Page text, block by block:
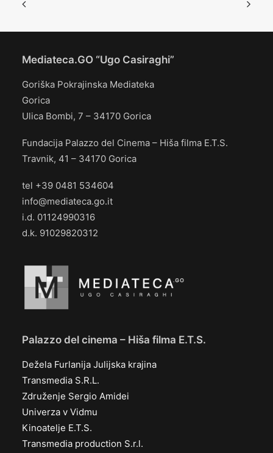
Mediateca.GO “Ugo Casiraghi”
Goriška Pokrajinska Mediateka
Gorica
Ulica Bombi, 7 – 34170 Gorica
Fundacija Palazzo del Cinema – Hiša filma E.T.S.
Travnik, 41 – 34170 Gorica
tel +39 0481 534604
info@mediateca.go.it
i.d. 01124990316
d.k. 91029820312
Palazzo del cinema – Hiša filma E.T.S.
Dežela Furlanija Julijska krajina
Transmedia S.R.L.
Združenje Sergio Amidei
Univerza v Vidmu
Kinoatelje E.T.S.
Transmedia production S.r.l.